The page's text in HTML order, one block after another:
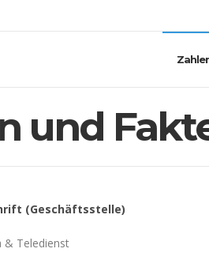
und
(Geschäftsstelle)
& Teledienst